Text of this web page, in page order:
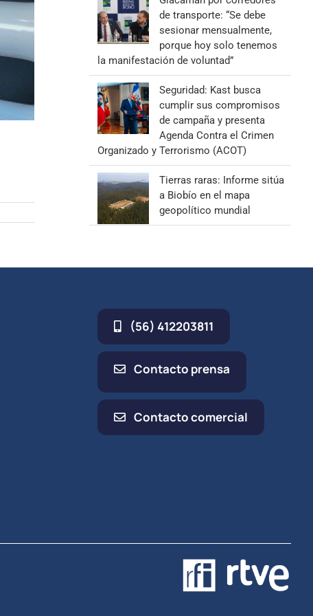
de transporte: “Se debe
sesionar mensualmente,
porque hoy solo tenemos
la manifestación de voluntad”
Seguridad: Kast busca
cumplir sus compromisos
de campaña y presenta
Agenda Contra el Crimen
Organizado y Terrorismo (ACOT)
Tierras raras: Informe sitúa
a Biobío en el mapa
geopolítico mundial
(56) 412203811
Contacto prensa
Contacto comercial